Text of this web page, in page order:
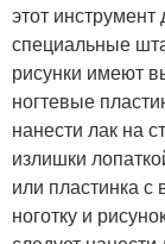
этот
специальные
рисунки имеют
ногтевые
нанести лак на
излишки
или пластинка
ноготку и